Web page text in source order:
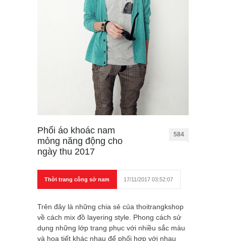
Phối áo khoác nam
mỏng năng động cho
ngày thu 2017
584
Thời trang công sở nam 17/11/2017 03:52:07
Trên đây là những chia sẻ của thoitrangkshop
về cách mix đồ layering style. Phong cách sử
dụng những lớp trang phục với nhiều sắc màu
và họa tiết khác nhau để phối hợp với nhau